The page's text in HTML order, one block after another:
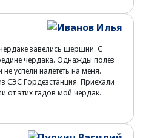
завелись шершни. С
чердака. Однажды полез
успели налететь на меня.
СЭС Гордезстанция. Приехали
от этих гадов мой чердак.